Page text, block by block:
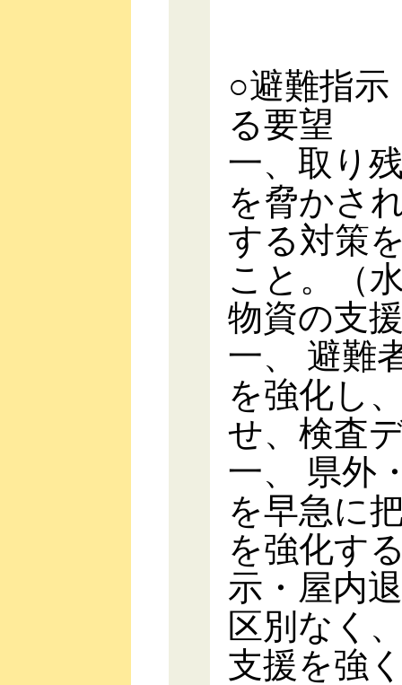
○避難指示
る要望
一、取り
を脅かさ
する対策
こと。（
物資の支
一、 避難
を強化し
せ、検査
一、 県外
を早急に
を強化す
示・屋内
区別なく
支援を強